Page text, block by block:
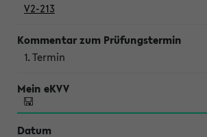
V2-213
1. Termin